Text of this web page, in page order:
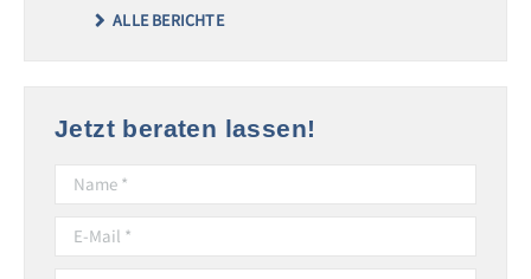
ALLE BERICHTE
Jetzt beraten lassen!